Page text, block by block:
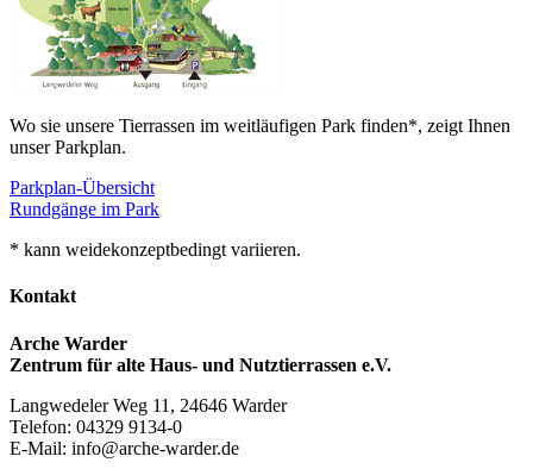
Wo sie unsere Tierrassen im weitläufigen Park finden*, zeigt Ihnen
unser Parkplan.
Parkplan-Übersicht
Rundgänge im Park
* kann weidekonzeptbedingt variieren.
Kontakt
Arche Warder
Zentrum für alte Haus- und Nutztierrassen e.V.
Langwedeler Weg 11, 24646 Warder
Telefon: 04329 9134-0
E-Mail: info@arche-warder.de